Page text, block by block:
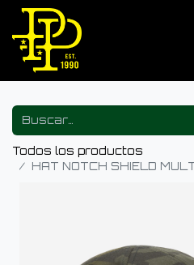
Todos los productos
HAT NOTCH SHIELD